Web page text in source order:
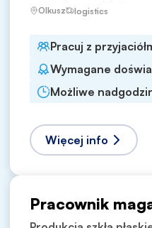
Olkusz logistics
Pracuj z
Wymagane
Możliwe
Więcej info
Pracownik